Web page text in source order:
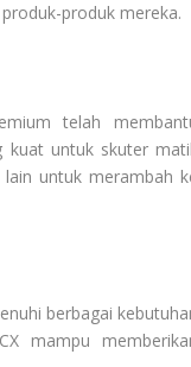
produk mereka.
telah
kuat untuk skuter
untuk merambah
berbagai
mampu